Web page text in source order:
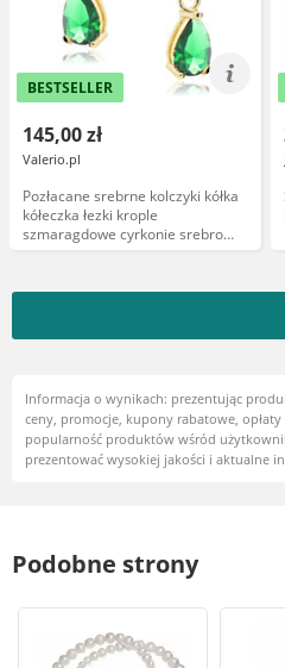
BESTSELLER
145,00 zł
Valerio.pl
Pozłacane srebrne kolczyki kółka
kółeczka łezki krople
szmaragdowe cyrkonie srebro
925
Informacja o wynikach: prezentując
ceny, promocje, kupony rabatowe,
popularność produktów wśród
prezentować wysokiej jakości i aktualne
Podobne strony